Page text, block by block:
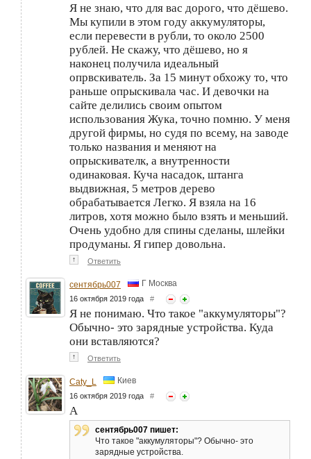
Я не знаю, что для вас дорого, что дёшево.
Мы купили в этом году аккумуляторы,
если перевести в рубли, то около 2500
рублей. Не скажу, что дёшево, но я
наконец получила идеальный
опрвскиватель. За 15 минут обхожу то, что
раньше опрыскивала час. И девочки на
сайте делились своим опытом
использования Жука, точно помню. У меня
другой фирмы, но судя по всему, на заводе
только названия и меняют на
опрыскивателк, а внутренности
одинаковая. Куча насадок, штанга
выдвижная, 5 метров дерево
обрабатывается Легко. Я взяла на 16
литров, хотя можно было взять и меньший.
Очень удобно для спины сделаны, шлейки
продуманы. Я гипер довольна.
↑ Ответить
сентябрь007 Г Москва
16 октября 2019 года #
Я не понимаю. Что такое "аккумуляторы"?
Обычно- это зарядные устройства. Куда
они вставляются?
↑ Ответить
Caty_L Киев
16 октября 2019 года #
А
сентябрь007 пишет:
Что такое "аккумуляторы"? Обычно- это
зарядные устройства.